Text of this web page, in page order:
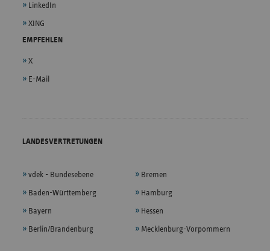
LinkedIn
XING
EMPFEHLEN
X
E-Mail
LANDESVERTRETUNGEN
vdek - Bundesebene
Baden-Württemberg
Bayern
Berlin/Brandenburg
Bremen
Hamburg
Hessen
Mecklenburg-Vorpommern